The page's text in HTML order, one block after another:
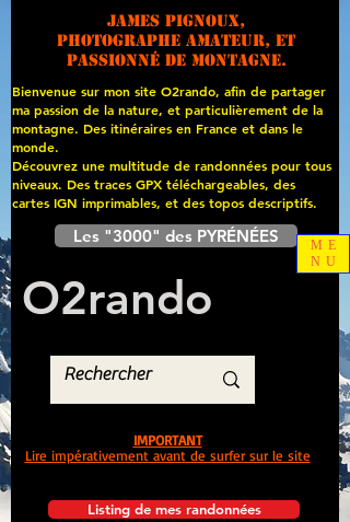
James PIGNOUX,
photographe amateur, et
passionné de montagne.
Bienvenue sur mon site O2rando, afin de partager
ma passion de la nature, et particulièrement de la
montagne. Des itinéraires en France et dans le
monde.
Découvrez une multitude de randonnées pour tous
niveaux. Des traces GPX téléchargeables, des
cartes IGN imprimables, et des topos descriptifs.
Les "3000" des PYRÉNÉES
O2rando
Listing de mes randonnées
IMPORTANT
Lire impérativement avant de surfer sur le site
ME
NU